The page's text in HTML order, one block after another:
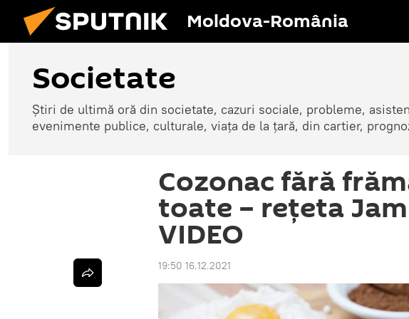
Moldova-România
Societate
Știri de ultimă oră din societate, cazuri sociale, probleme,
evenimente publice, culturale, viața de la țară, din cartier,
Cozonac fără
toate – rețeta
VIDEO
19:50 16.12.2021